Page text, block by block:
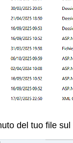
del tuo file